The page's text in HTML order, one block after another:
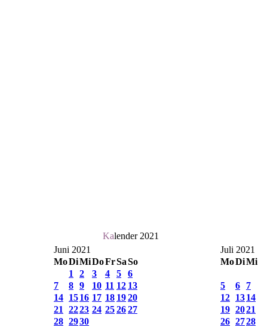
Kalender 2021
Juni 2021
MoDiMiDoFrSaSo
1
2 3 4 5
6
7
8 9 10 11 12 13
14 1516 17 18 1920
21
2223 24 252627
28 2930
Juli 2021
MoDiMi
5
6 7
12 1314
19 2021
26 2728